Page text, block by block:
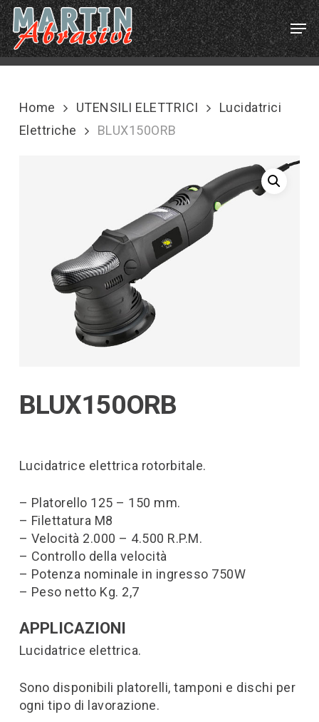
Skip
to
main
content
Home UTENSILI ELETTRICI
Lucidatrici
Elettriche
BLUX150ORB
BLUX150ORB
Lucidatrice elettrica rotorbitale.
– Platorello 125 – 150 mm.
– Filettatura M8
– Velocità 2.000 – 4.500 R.P.M.
– Controllo della velocità
– Potenza nominale in ingresso 750W
– Peso netto Kg. 2,7
APPLICAZIONI
Lucidatrice elettrica.
Sono disponibili platorelli, tamponi e dischi per
ogni tipo di lavorazione.
Menu